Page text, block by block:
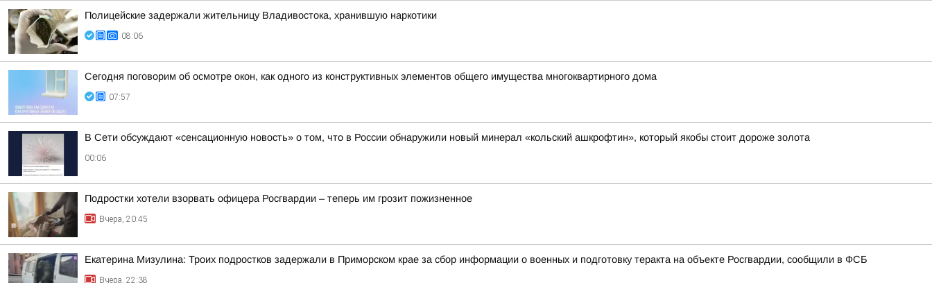
Полицейские задержали жительницу Владивостока, хранившую наркотики
08:06
Сегодня поговорим об осмотре окон, как одного из конструктивных элементов общего имущества многоквартирного дома
07:57
В Сети обсуждают «сенсационную новость» о том, что в России обнаружили новый минерал «кольский ашкрофтин», который якобы стоит дороже золота
00:06
Подростки хотели взорвать офицера Росгвардии – теперь им грозит пожизненное
Вчера, 20:45
Екатерина Мизулина: Троих подростков задержали в Приморском крае за сбор информации о военных и подготовку теракта на объекте Росгвардии, сообщили в ФСБ
Вчера, 22:38